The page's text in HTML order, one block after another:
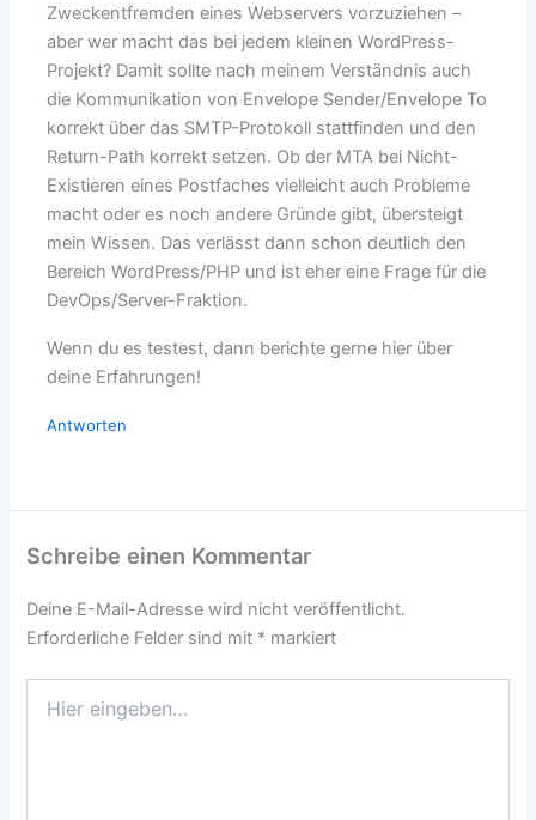
Zweckentfremden eines Webservers vorzuziehen –
aber wer macht das bei jedem kleinen WordPress-
Projekt? Damit sollte nach meinem Verständnis auch
die Kommunikation von Envelope Sender/Envelope To
korrekt über das SMTP-Protokoll stattfinden und den
Return-Path korrekt setzen. Ob der MTA bei Nicht-
Existieren eines Postfaches vielleicht auch Probleme
macht oder es noch andere Gründe gibt, übersteigt
mein Wissen. Das verlässt dann schon deutlich den
Bereich WordPress/PHP und ist eher eine Frage für die
DevOps/Server-Fraktion.
Wenn du es testest, dann berichte gerne hier über
deine Erfahrungen!
Antworten
Schreibe einen Kommentar
Deine E-Mail-Adresse wird nicht veröffentlicht.
Erforderliche Felder sind mit * markiert
eingeben…